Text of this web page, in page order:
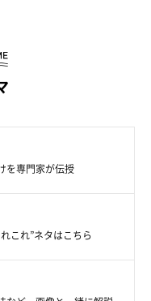
えする理由
を専門家が伝授
これ”ネタはこちら